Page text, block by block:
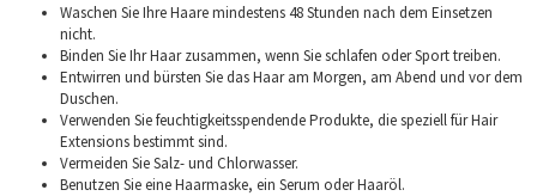
Waschen Sie Ihre Haare mindestens 48 Stunden nach dem Einsetzen
nicht.
Binden Sie Ihr Haar zusammen, wenn Sie schlafen oder Sport treiben.
Entwirren und bürsten Sie das Haar am Morgen, am Abend und vor dem
Duschen.
Verwenden Sie feuchtigkeitsspendende Produkte, die speziell für Hair
Extensions bestimmt sind.
Vermeiden Sie Salz- und Chlorwasser.
Benutzen Sie eine Haarmaske, ein Serum oder Haaröl.